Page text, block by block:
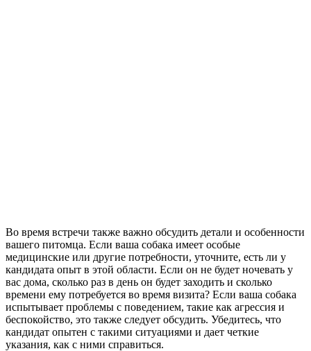
Во время встречи также важно обсудить детали и особенности
вашего питомца. Если ваша собака имеет особые
медицинские или другие потребности, уточните, есть ли у
кандидата опыт в этой области. Если он не будет ночевать у
вас дома, сколько раз в день он будет заходить и сколько
времени ему потребуется во время визита? Если ваша собака
испытывает проблемы с поведением, такие как агрессия и
беспокойство, это также следует обсудить. Убедитесь, что
кандидат опытен с такими ситуациями и дает четкие
указания, как с ними справиться.